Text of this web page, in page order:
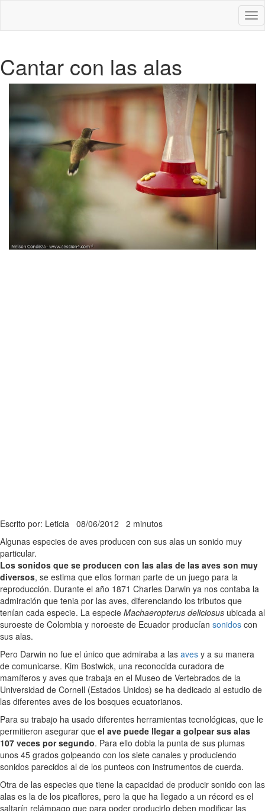
Cantar con las alas
Escrito por: Leticia 08/06/2012 2 minutos
Algunas especies de aves producen con sus alas un sonido muy
particular.
Los sonidos que se producen con las alas de las aves son muy
diversos, se estima que ellos forman parte de un juego para la
reproducción. Durante el año 1871 Charles Darwin ya nos contaba la
admiración que tenia por las aves, diferenciando los tributos que
tenían cada especie. La especie Machaeropterus deliciosus ubicada al
suroeste de Colombia y noroeste de Ecuador producían sonidos con
sus alas.
Pero Darwin no fue el único que admiraba a las aves y a su manera
de comunicarse. Kim Bostwick, una reconocida curadora de
mamíferos y aves que trabaja en el Museo de Vertebrados de la
Universidad de Cornell (Estados Unidos) se ha dedicado al estudio de
las diferentes aves de los bosques ecuatorianos.
Para su trabajo ha usado diferentes herramientas tecnológicas, que le
permitieron asegurar que el ave puede llegar a golpear sus alas
107 veces por segundo. Para ello dobla la punta de sus plumas
unos 45 grados golpeando con los siete canales y produciendo
sonidos parecidos al de los punteos con instrumentos de cuerda.
Otra de las especies que tiene la capacidad de producir sonido con las
alas es la de los picaflores, pero la que ha llegado a un récord es el
saltarín relámpago que para poder producirlo deben modificar las